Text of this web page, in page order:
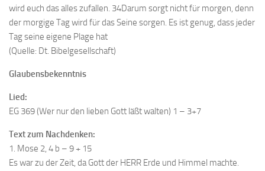
wird euch das alles zufallen. 34Darum sorgt nicht für morgen, denn
der morgige Tag wird für das Seine sorgen. Es ist genug, dass jeder
Tag seine eigene Plage hat
(Quelle: Dt. Bibelgesellschaft)
Glaubensbekenntnis
Lied:
EG 369 (Wer nur den lieben Gott läßt walten) 1 – 3+7
Text zum Nachdenken:
1. Mose 2, 4 b – 9 + 15
Es war zu der Zeit, da Gott der HERR Erde und Himmel machte.